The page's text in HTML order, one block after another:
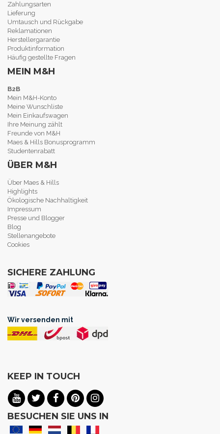
Zahlungsarten
Lieferung
Umtausch und Rückgabe
Reklamationen
Herstellergarantie
Produktinformation
Häufig gestellte Fragen
MEIN M&H
B2B
Mein M&H-Konto
Meine Wunschliste
Mein Einkaufswagen
Ihre Meinung zählt
Freunde von M&H
Maes & Hills Bonusprogramm
Studentenrabatt
ÜBER M&H
Über Maes & Hills
Highlights
Ökologische Nachhaltigkeit
Impressum
Presse und Blogger
Blog
Stellenangebote
Cookies
SICHERE ZAHLUNG
Wir versenden mit
KEEP IN TOUCH
BESUCHEN SIE UNS IN